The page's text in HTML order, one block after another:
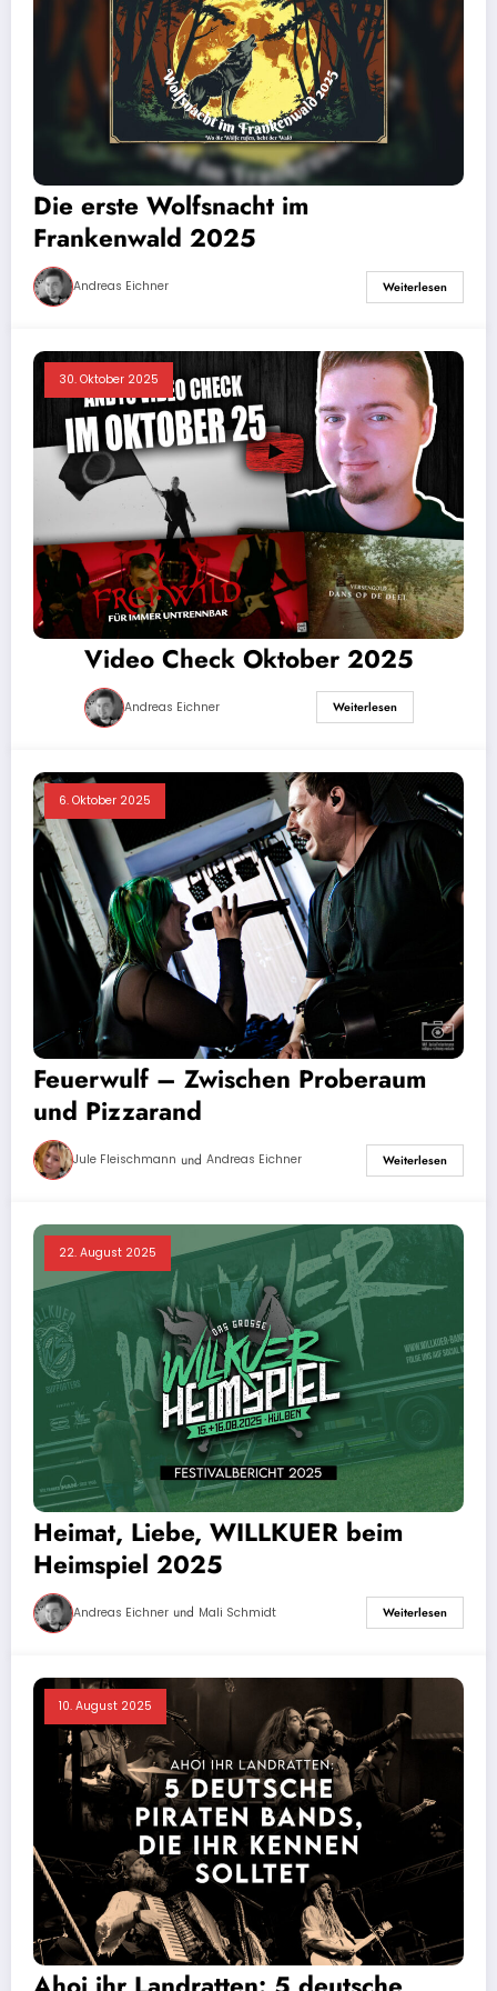
Die erste Wolfsnacht im
Frankenwald 2025
Andreas Eichner Weiterlesen
30. Oktober 2025
Video Check Oktober 2025
Andreas Eichner Weiterlesen
6. Oktober 2025
Feuerwulf – Zwischen Proberaum
und Pizzarand
Jule Fleischmann und Andreas Eichner Weiterlesen
22. August 2025
Heimat, Liebe, WILLKUER beim
Heimspiel 2025
Andreas Eichner und Mali Schmidt Weiterlesen
10. August 2025